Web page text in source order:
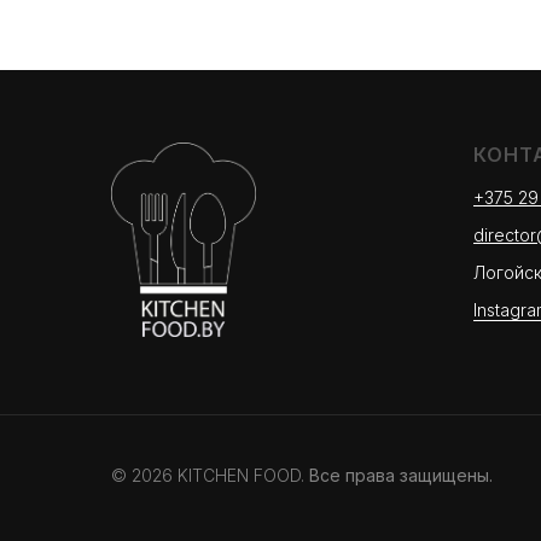
+375
© 2026 KITCHEN FOOD. Все права защищены.